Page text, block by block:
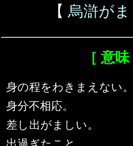
【 烏滸が
［ 意味
身の程をわきまえない。
身分不相応。
差し出がましい。